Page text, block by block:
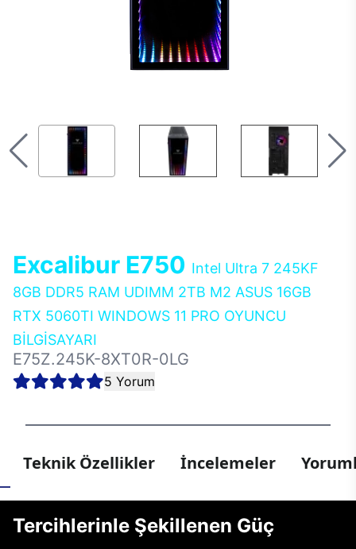
Excalibur E750 Intel Ultra 7 245KF
8GB DDR5 RAM UDIMM 2TB M2 ASUS 16GB
RTX 5060TI WINDOWS 11 PRO OYUNCU
BİLGİSAYARI
E75Z.245K-8XT0R-0LG
5 Yorum
Teknik Özellikler İncelemeler
Tercihlerinle Şekillenen Güç